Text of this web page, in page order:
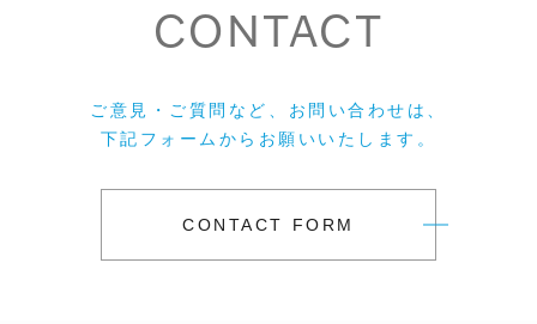
CONTACT
ご意見・ご質問など、お問い合わせは、
下記フォームからお願いいたします。
CONTACT FORM